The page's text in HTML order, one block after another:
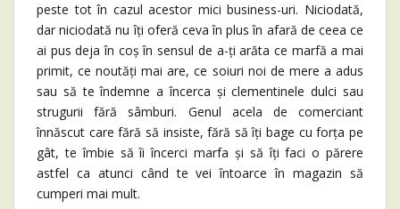
peste tot în cazul acestor mici business-uri. Niciodată,
dar niciodată nu îți oferă ceva în plus în afară de ceea ce
ai pus deja în coș în sensul de a-ți arăta ce marfă a mai
primit, ce noutăți mai are, ce soiuri noi de mere a adus
sau să te îndemne a încerca și clementinele dulci sau
strugurii fără sâmburi. Genul acela de comerciant
înnăscut care fără să insiste, fără să îți bage cu forța pe
gât, te îmbie să îi încerci marfa și să îți faci o părere
astfel ca atunci când te vei întoarce în magazin să
cumperi mai mult.